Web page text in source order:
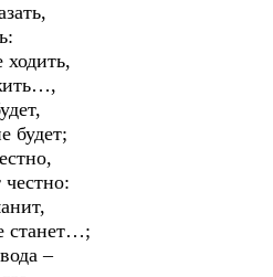
ходить,
будет;
станет…;
–